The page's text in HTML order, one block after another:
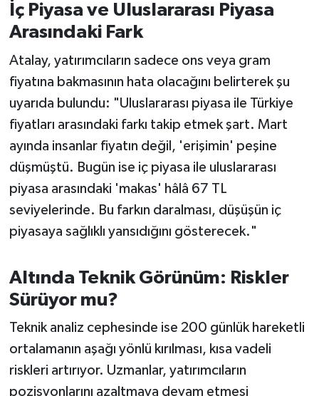
İç Piyasa ve Uluslararası Piyasa
Arasındaki Fark
Atalay, yatırımcıların sadece ons veya gram
fiyatına bakmasının hata olacağını belirterek şu
uyarıda bulundu: "Uluslararası piyasa ile Türkiye
fiyatları arasındaki farkı takip etmek şart. Mart
ayında insanlar fiyatın değil, 'erişimin' peşine
düşmüştü. Bugün ise iç piyasa ile uluslararası
piyasa arasındaki 'makas' hâlâ 67 TL
seviyelerinde. Bu farkın daralması, düşüşün iç
piyasaya sağlıklı yansıdığını gösterecek."
Altında Teknik Görünüm: Riskler
Sürüyor mu?
Teknik analiz cephesinde ise 200 günlük hareketli
ortalamanın aşağı yönlü kırılması, kısa vadeli
riskleri artırıyor. Uzmanlar, yatırımcıların
pozisyonlarını azaltmaya devam etmesi
Sındırgı
SPOR
Susurluk
TARİHTE BUGÜN
Trend
TÜRKİYE
VİZYONDAKİLER
YAŞAM